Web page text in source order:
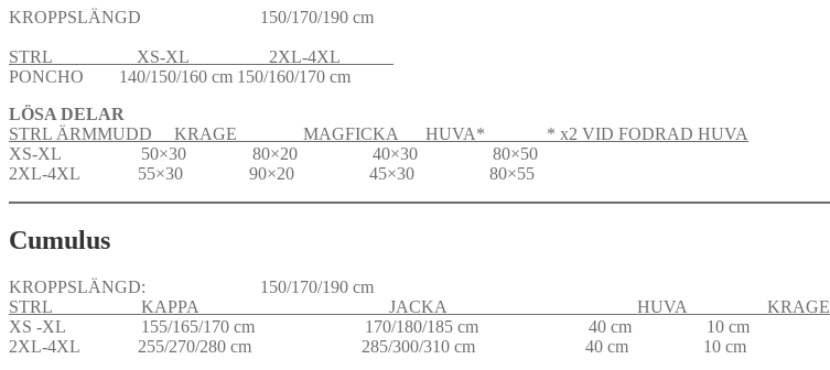
KROPPSLÄNGD 150/170/190 cm
STRL XS-XL 2XL-4XL
PONCHO 140/150/160 cm 150/160/170 cm
LÖSA DELAR
STRL ÄRMMUDD KRAGE MAGFICKA HUVA* * x2 VID FODRAD HUVA
XS-XL 50×30 80×20 40×30 80×50
2XL-4XL 55×30 90×20 45×30 80×55
Cumulus
KROPPSLÄNGD: 150/170/190 cm
STRL KAPPA JACKA HUVA KRAGE
XS -XL 155/165/170 cm 170/180/185 cm 40 cm 10 cm
2XL-4XL 255/270/280 cm 285/300/310 cm 40 cm 10 cm